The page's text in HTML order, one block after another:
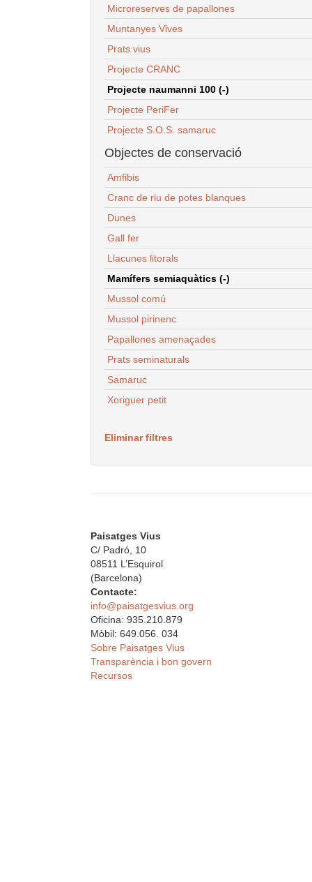
Microreserves de papallones
Muntanyes Vives
Prats vius
Projecte CRANC
Projecte naumanni 100 (-)
Projecte PeriFer
Projecte S.O.S. samaruc
Objectes de conservació
Amfibis
Cranc de riu de potes blanques
Dunes
Gall fer
Llacunes litorals
Mamífers semiaquàtics (-)
Mussol comú
Mussol pirinenc
Papallones amenaçades
Prats seminaturals
Samaruc
Xoriguer petit
Eliminar filtres
Paisatges Vius
C/ Padró, 10
08511 L’Esquirol
(Barcelona)
Contacte:
info@paisatgesvius.org
Oficina: 935.210.879
Mòbil: 649.056. 034
Sobre Paisatges Vius
Transparència i bon govern
Recursos